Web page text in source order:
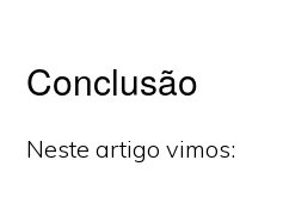
Conclusão
Neste artigo vimos: